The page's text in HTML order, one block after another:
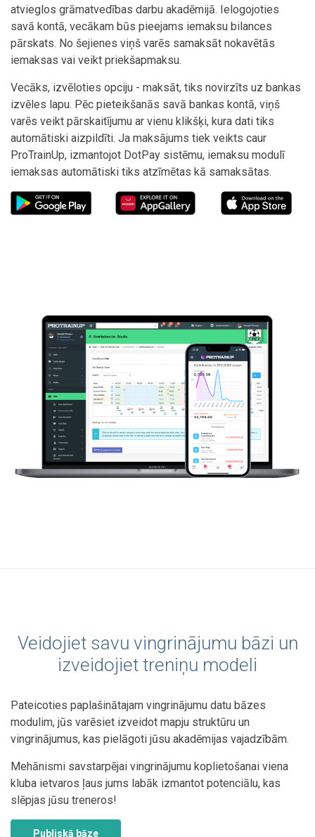
atvieglos grāmatvedības darbu akadēmijā. Ielogojoties
savā kontā, vecākam būs pieejams iemaksu bilances
pārskats. No šejienes viņš varēs samaksāt nokavētās
iemaksas vai veikt priekšapmaksu.
Vecāks, izvēloties opciju - maksāt, tiks novirzīts uz bankas
izvēles lapu. Pēc pieteikšanās savā bankas kontā, viņš
varēs veikt pārskaitījumu ar vienu klikšķi, kura dati tiks
automātiski aizpildīti. Ja maksājums tiek veikts caur
ProTrainUp, izmantojot DotPay sistēmu, iemaksu modulī
iemaksas automātiski tiks atzīmētas kā samaksātas.
Veidojiet savu vingrinājumu bāzi un
izveidojiet treniņu modeli
Pateicoties paplašinātajam vingrinājumu datu bāzes
modulim, jūs varēsiet izveidot mapju struktūru un
vingrinājumus, kas pielāgoti jūsu akadēmijas vajadzībām.
Mehānismi savstarpējai vingrinājumu koplietošanai viena
kluba ietvaros ļaus jums labāk izmantot potenciālu, kas
slēpjas jūsu treneros!
Publiskā bāze